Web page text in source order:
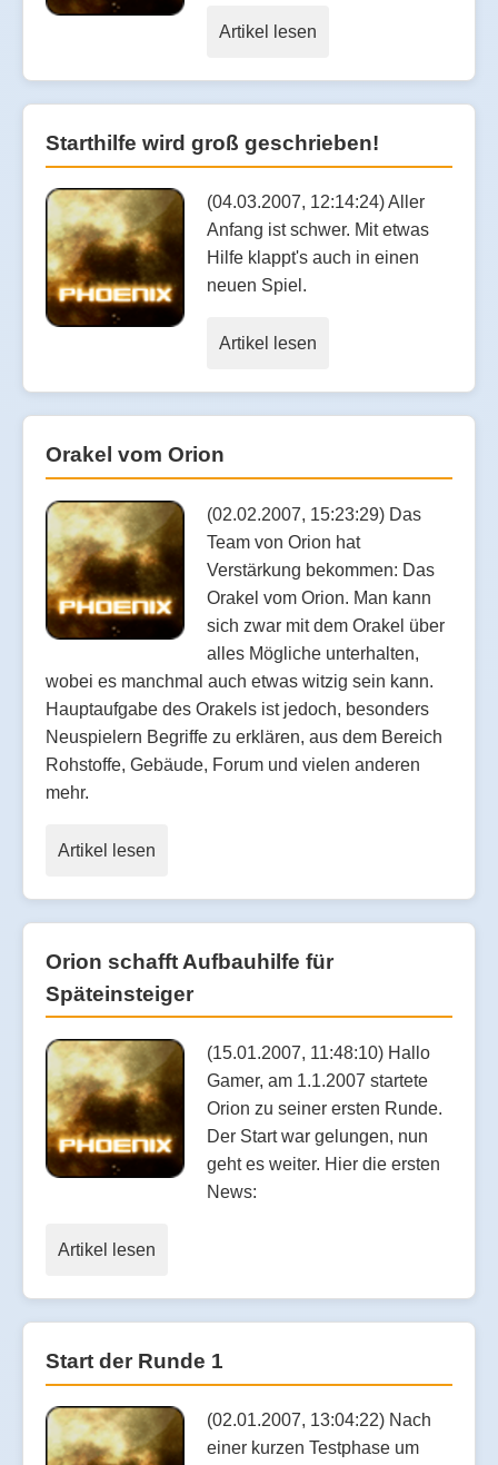
Artikel lesen
Starthilfe wird groß geschrieben!
(04.03.2007, 12:14:24) Aller
Anfang ist schwer. Mit etwas
Hilfe klappt's auch in einen
neuen Spiel.
Artikel lesen
Orakel vom Orion
(02.02.2007, 15:23:29) Das
Team von Orion hat
Verstärkung bekommen: Das
Orakel vom Orion. Man kann
sich zwar mit dem Orakel über
alles Mögliche unterhalten,
wobei es manchmal auch etwas witzig sein kann.
Hauptaufgabe des Orakels ist jedoch, besonders
Neuspielern Begriffe zu erklären, aus dem Bereich
Rohstoffe, Gebäude, Forum und vielen anderen
mehr.
Artikel lesen
Orion schafft Aufbauhilfe für
Späteinsteiger
(15.01.2007, 11:48:10) Hallo
Gamer, am 1.1.2007 startete
Orion zu seiner ersten Runde.
Der Start war gelungen, nun
geht es weiter. Hier die ersten
News:
Artikel lesen
Start der Runde 1
(02.01.2007, 13:04:22) Nach
einer kurzen Testphase um